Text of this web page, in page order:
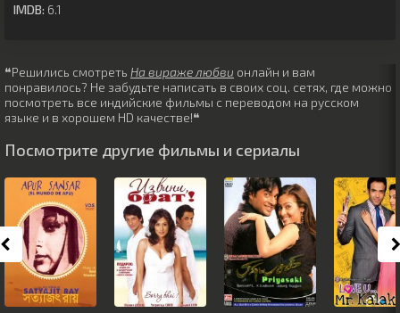
IMDB: 6.1
❝Решились смотреть На вираже любви онлайн и вам
понравилось? Не забудьте написать в своих соц. сетях, где можно
посмотреть все индийские фильмы с переводом на русском
языке и в хорошем HD качестве!❝
Посмотрите другие фильмы и сериалы